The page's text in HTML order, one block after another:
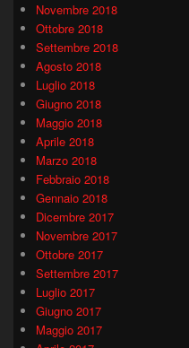
Novembre 2018
Ottobre 2018
Settembre 2018
Agosto 2018
Luglio 2018
Giugno 2018
Maggio 2018
Aprile 2018
Marzo 2018
Febbraio 2018
Gennaio 2018
Dicembre 2017
Novembre 2017
Ottobre 2017
Settembre 2017
Luglio 2017
Giugno 2017
Maggio 2017